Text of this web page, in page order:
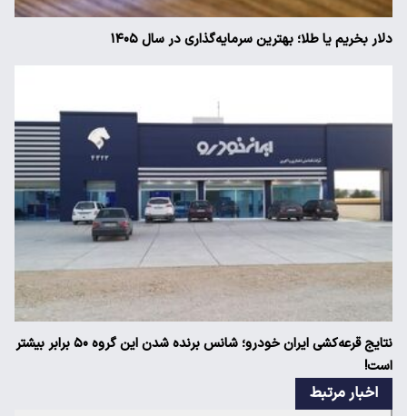
دلار بخریم یا طلا؛ بهترین سرمایه‌گذاری در سال ۱۴۰۵
نتایج قرعه‌کشی ایران خودرو؛ شانس برنده شدن این گروه ۵۰ برابر بیشتر
است!
اخبار مرتبط